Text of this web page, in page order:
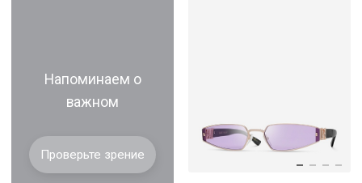
Напоминаем о
важном
Проверьте зрение